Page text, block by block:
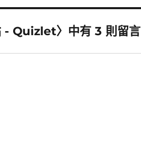
- Quizlet〉中有 3 則留言